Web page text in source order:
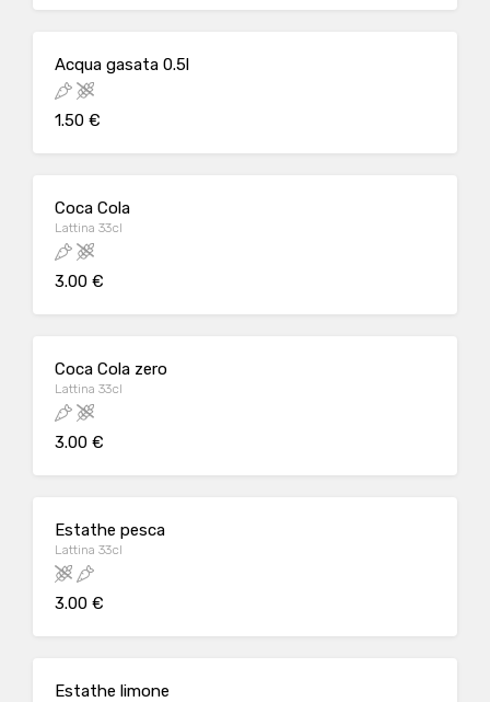
Acqua gasata 0.5l
1.50 €
Coca Cola
Lattina 33cl
3.00 €
Coca Cola zero
Lattina 33cl
3.00 €
Estathe pesca
Lattina 33cl
3.00 €
Estathe limone